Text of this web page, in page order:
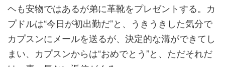
ヘも安物ではあるが弟に革靴をプレゼントする。カ
プドルは“今日が初出勤だ”と、うきうきした気分で
カプスンにメールを送るが、決定的な溝ができてし
まい、カプスンからは“おめでとう”と、ただそれだ